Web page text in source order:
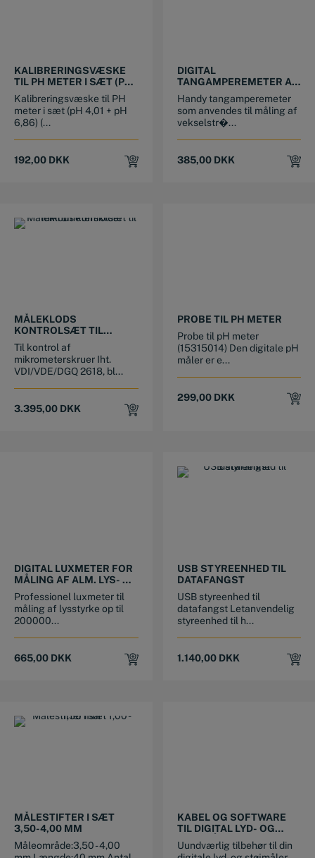
KALIBRERINGSVÆSKE
TIL PH METER I SÆT (PH
4,01 + PH 6,86)
Kalibreringsvæske til PH
meter i sæt (pH 4,01 + pH
6,86) (...
192,00 DKK
DIGITAL
TANGAMPEREMETER AC
10MA~600A
Handy tangamperemeter
som anvendes til måling af
vekselstr�...
385,00 DKK
MÅLEKLODS
KONTROLSÆT TIL
MIKROMETERSKRUER –
SÆT MED 11 STK
MÅLEENHEDER
Til kontrol af
mikrometerskruer Iht.
VDI/VDE/DGQ 2618, bl...
3.395,00 DKK
PROBE TIL PH METER
Probe til pH meter
(15315014) Den digitale pH
måler er e...
299,00 DKK
DIGITAL LUXMETER FOR
MÅLING AF ALM. LYS- OG
LED LYSINTENSITET
Professionel luxmeter til
måling af lysstyrke op til
200000...
665,00 DKK
USB STYREENHED TIL
DATAFANGST
USB styreenhed til
datafangst Letanvendelig
styreenhed til h...
1.140,00 DKK
MÅLESTIFTER I SÆT
3,50-4,00 MM
Måleområde:3,50 - 4,00
KABEL OG SOFTWARE
TIL DIGITAL LYD- OG
STØJMÅLER
Uundværlig tilbehør til din